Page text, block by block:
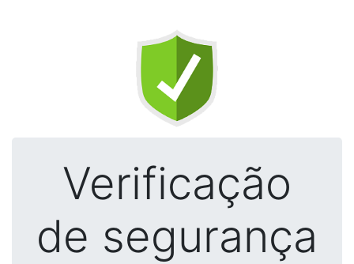
Verificação
de segurança